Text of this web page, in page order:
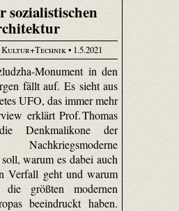
sozialistischen
Kultur+Technik• 1.5.2021
Monument in den
fällt auf. Es sieht aus
UFO, das immer mehr
erklärt Prof. Thomas
Denkmalikone der
Nachkriegsmoderne
warum es dabei auch
Verfall geht und warum
größten modernen
beeindruckt haben.